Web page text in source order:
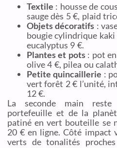
Textile : housse de
sauge dès 5 €, plaid
Objets décoratifs :
bougie cylindrique
eucalyptus 9 €.
Plantes et pots: pot
olive 4 €, pilea ou
Petite quincaillerie :
vert forêt 2 € l’unité,
12 €.
La seconde main
portefeuille et de la
patiné en vert bouteille se
20 € en ligne. Côté impact
verts de tonalités